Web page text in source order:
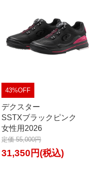
43%OFF
デクスター
SSTXブラックピンク
女性用2026
定価 55,000円
31,350円(税込)